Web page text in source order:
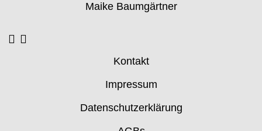
Maike Baumgärtner
Kontakt
Impressum
Datenschutzerklärung